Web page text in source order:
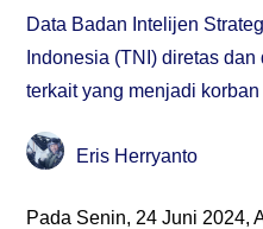
Data Badan Intelijen
Indonesia (TNI) diretas
terkait yang menjadi
Eris Herryanto
Pada Senin, 24 Juni 2024,